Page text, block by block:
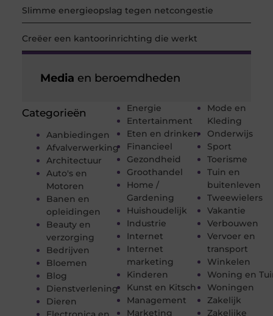
Slimme energieopslag tegen netcongestie
Creëer een kantoorinrichting die werkt
Categorieën
Aanbiedingen
Afvalverwerking
Architectuur
Auto's en
Motoren
Banen en
opleidingen
Beauty en
verzorging
Bedrijven
Bloemen
Blog
Dienstverlening
Dieren
Energie
Entertainment
Eten en drinken
Financieel
Gezondheid
Groothandel
Home /
Gardening
Huishoudelijk
Industrie
Internet
Internet
marketing
Kinderen
Kunst en Kitsch
Management
Marketing
Mode en
Kleding
Onderwijs
Sport
Toerisme
Tuin en
buitenleven
Tweewielers
Vakantie
Verbouwen
Vervoer en
transport
Winkelen
Woning en
Woningen
Zakelijk
Zakelijke
Media en beroemdheden